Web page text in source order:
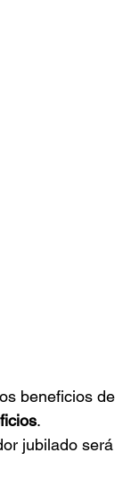
beneficios de
.
jubilado será